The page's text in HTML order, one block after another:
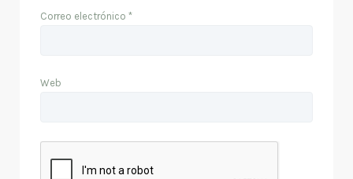
Correo electrónico *
Web